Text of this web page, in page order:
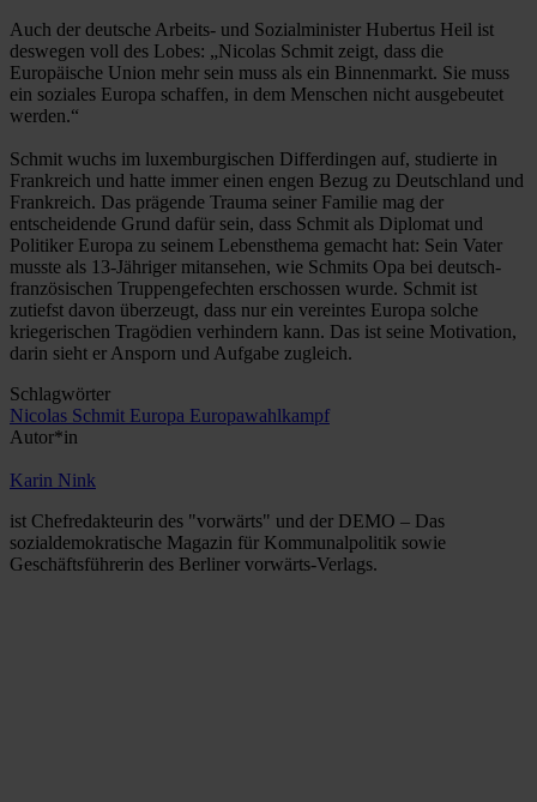
Auch der deutsche Arbeits- und Sozialminister Hubertus Heil ist
deswegen voll des Lobes: „Nicolas Schmit zeigt, dass die
Europäische Union mehr sein muss als ein Binnenmarkt. Sie muss
ein soziales Europa schaffen, in dem Menschen nicht ausgebeutet
werden.“
Schmit wuchs im luxemburgischen Differdingen auf, studierte in
Frankreich und hatte immer einen engen Bezug zu Deutschland und
Frankreich. Das prägende Trauma seiner Familie mag der
entscheidende Grund dafür sein, dass Schmit als Diplomat und
Politiker Europa zu seinem Lebensthema gemacht hat: Sein Vater
musste als 13-Jähriger mitansehen, wie Schmits Opa bei deutsch-
französischen Truppengefechten erschossen wurde. Schmit ist
zutiefst davon überzeugt, dass nur ein vereintes Europa solche
kriegerischen Tragödien verhindern kann. Das ist seine Motivation,
darin sieht er Ansporn und Aufgabe zugleich.
Schlagwörter
Nicolas Schmit Europa Europawahlkampf
Autor*in
Karin Nink
ist Chefredakteurin des "vorwärts" und der DEMO – Das
sozialdemokratische Magazin für Kommunalpolitik sowie
Geschäftsführerin des Berliner vorwärts-Verlags.